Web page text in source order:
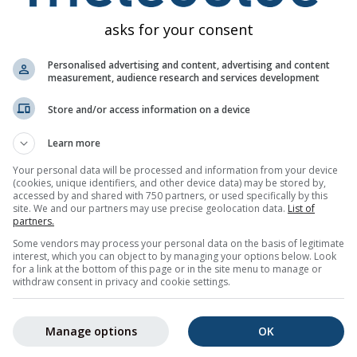
пн вт ср чт пт сб нд пн
30% 15% 5%
тенденция на времето заЯнина (Epirus, Гърция)с
и максимални температури, количество и
в температурния график. Колкото по-силни са
е прогнозата. Дебелата линия показва най-вероятната
asks for your consent
Personalised advertising and content, advertising and content
measurement, audience research and services development
Store and/or access information on a device
Learn more
Your personal data will be processed and information from your device
(cookies, unique identifiers, and other device data) may be stored by,
accessed by and shared with 750 partners, or used specifically by this
site. We and our partners may use precise geolocation data. List of
partners.
Some vendors may process your personal data on the basis of legitimate
interest, which you can object to by managing your options below. Look
for a link at the bottom of this page or in the site menu to manage or
withdraw consent in privacy and cookie settings.
OK
Manage options